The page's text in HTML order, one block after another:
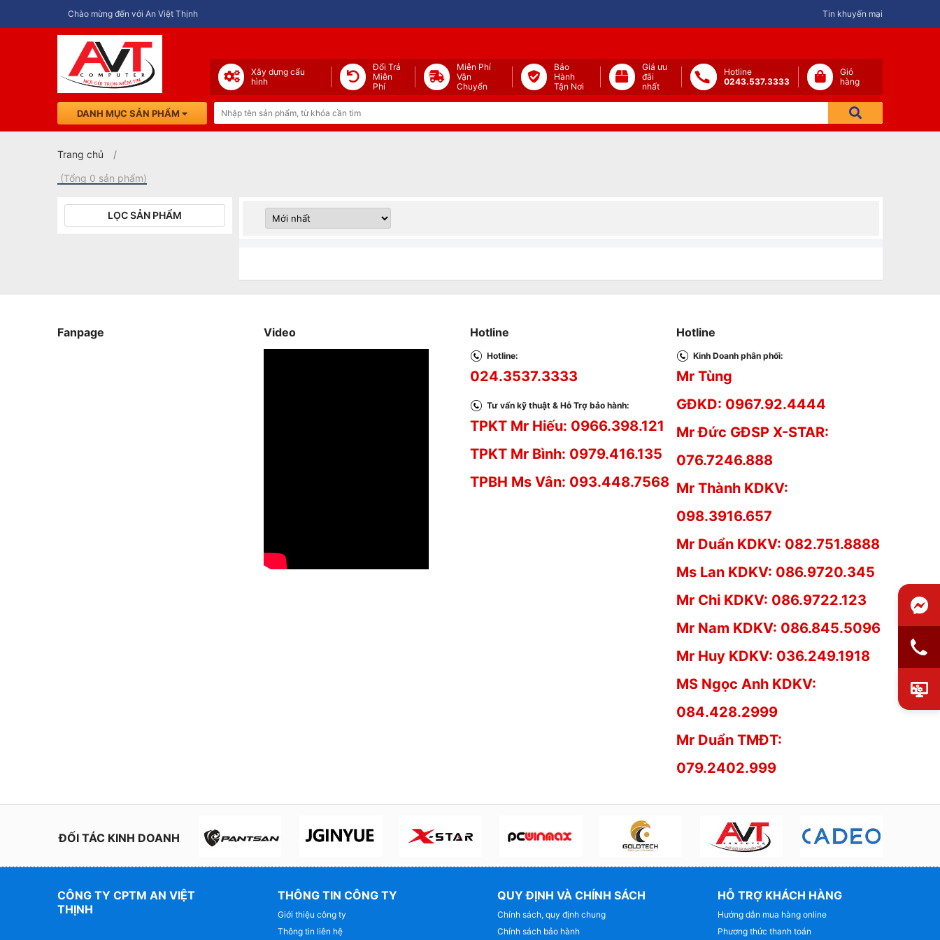
Chào mừng đến với An Việt Thịnh Tin khuyến mại
Xây dựng cấu
hình
Đổi Trả
Miễn
Phí
Miễn Phí
Vận
Chuyển
Bảo
Hành
Tận Nơi
Giá ưu
đãi
nhất
Hotline
0243.537.3333
Giỏ
hàng
DANH MỤC SẢN PHẨM
Trang chủ
(Tổng 0 sản phẩm)
LỌC SẢN PHẨM
Fanpage Video Hotline
Hotline:
024.3537.3333
Tư vấn kỹ thuật & Hỗ Trợ bảo hành:
TPKT Mr Hiếu: 0966.398.121
TPKT Mr Bình: 0979.416.135
TPBH Ms Vân: 093.448.7568
Hotline
Kinh Doanh phân phối:
Mr Tùng
GĐKD: 0967.92.4444
Mr Đức GĐSP X-STAR:
076.7246.888
Mr Thành KDKV:
098.3916.657
Mr Duẩn KDKV: 082.751.8888
Ms Lan KDKV: 086.9720.345
Mr Chi KDKV: 086.9722.123
Mr Nam KDKV: 086.845.5096
Mr Huy KDKV: 036.249.1918
MS Ngọc Anh KDKV:
084.428.2999
Mr Duẩn TMĐT:
079.2402.999
ĐỐI TÁC KINH DOANH
CÔNG TY CPTM AN VIỆT
THỊNH
THÔNG TIN CÔNG TY
Giới thiệu công ty
Thông tin liên hệ
QUY ĐỊNH VÀ CHÍNH SÁCH
Chính sách, quy định chung
Chính sách bảo hành
HỖ TRỢ KHÁCH HÀNG
Hướng dẫn mua hàng online
Phương thức thanh toán